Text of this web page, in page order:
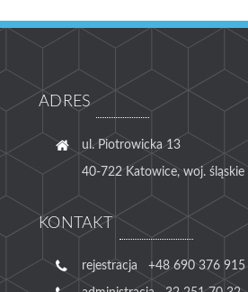
ADRES
ul. Piotrowicka 13
40-722 Katowice, woj. śląskie
KONTAKT
rejestracja +48 690 376 915